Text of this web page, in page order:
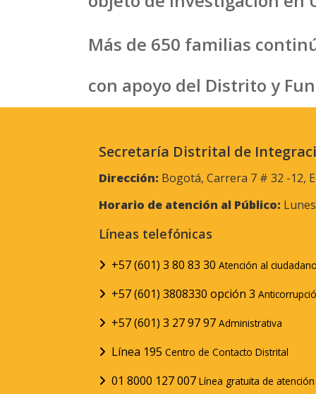
Más de 650 familias
con apoyo del Distrito y
Secretaría Distrital de
Dirección: Bogotá, Carrera 7 # 32 -12,
Horario de atención al Público:
Líneas telefónicas
+57 (601) 3 80 83 30 Atención al
+57 (601) 3808330 opción 3
+57 (601) 3 27 97 97 Administrativa
Línea 195 Centro de Contacto Distrital
01 8000 127 007 Línea gratuita de